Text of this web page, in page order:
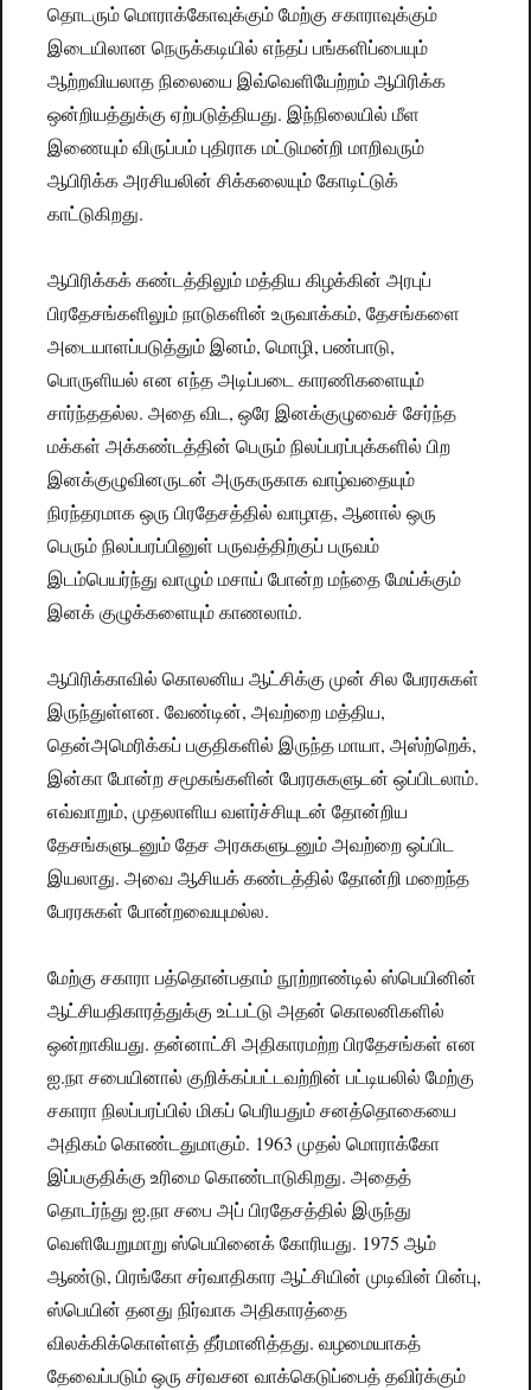
தொடரும் மொராக்கோவுக்கும் மேற்கு சகாராவுக்கும்
இடையிலான நெருக்கடியில் எந்தப் பங்களிப்பையும்
ஆற்றவியலாத நிலையை இவ்வெளியேற்றம் ஆபிரிக்க
ஒன்றியத்துக்கு ஏற்படுத்தியது. இந்நிலையில் மீள
இணையும் விருப்பம் புதிராக மட்டுமன்றி மாறிவரும்
ஆபிரிக்க அரசியலின் சிக்கலையும் கோடிட்டுக்
காட்டுகிறது.
ஆபிரிக்கக் கண்டத்திலும் மத்திய கிழக்கின் அரபுப்
பிரதேசங்களிலும் நாடுகளின் உருவாக்கம், தேசங்களை
அடையாளப்படுத்தும் இனம், மொழி, பண்பாடு,
பொருளியல் என எந்த அடிப்படை காரணிகளையும்
சார்ந்ததல்ல. அதை விட, ஒரே இனக்குழுவைச் சேர்ந்த
மக்கள் அக்கண்டத்தின் பெரும் நிலப்பரப்புக்களில் பிற
இனக்குழுவினருடன் அருகருகாக வாழ்வதையும்
நிரந்தரமாக ஒரு பிரதேசத்தில் வாழாத, ஆனால் ஒரு
பெரும் நிலப்பரப்பினுள் பருவத்திற்குப் பருவம்
இடம்பெயர்ந்து வாழும் மசாய் போன்ற மந்தை மேய்க்கும்
இனக் குழுக்களையும் காணலாம்.
ஆபிரிக்காவில் கொலனிய ஆட்சிக்கு முன் சில பேரரசுகள்
இருந்துள்ளன. வேண்டின், அவற்றை மத்திய,
தென்அமெரிக்கப் பகுதிகளில் இருந்த மாயா, அஸ்ற்றெக்,
இன்கா போன்ற சமூகங்களின் பேரரசுகளுடன் ஒப்பிடலாம்.
எவ்வாறும், முதலாளிய வளர்ச்சியுடன் தோன்றிய
தேசங்களுடனும் தேச அரசுகளுடனும் அவற்றை ஒப்பிட
இயலாது. அவை ஆசியக் கண்டத்தில் தோன்றி மறைந்த
பேரரசுகள் போன்றவையுமல்ல.
மேற்கு சகாரா பத்தொன்பதாம் நூற்றாண்டில் ஸ்பெயினின்
ஆட்சியதிகாரத்துக்கு உட்பட்டு அதன் கொலனிகளில்
ஒன்றாகியது. தன்னாட்சி அதிகாரமற்ற பிரதேசங்கள் என
ஐ.நா சபையினால் குறிக்கப்பட்டவற்றின் பட்டியலில் மேற்கு
சகாரா நிலப்பரப்பில் மிகப் பெரியதும் சனத்தொகையை
அதிகம் கொண்டதுமாகும். 1963 முதல் மொராக்கோ
இப்பகுதிக்கு உரிமை கொண்டாடுகிறது. அதைத்
தொடர்ந்து ஐ.நா சபை அப் பிரதேசத்தில் இருந்து
வெளியேறுமாறு ஸ்பெயினைக் கோரியது. 1975 ஆம்
ஆண்டு, பிரங்கோ சர்வாதிகார ஆட்சியின் முடிவின் பின்பு,
ஸ்பெயின் தனது நிர்வாக அதிகாரத்தை
விலக்கிக்கொள்ளத் தீர்மானித்தது. வழமையாகத்
தேவைப்படும் ஒரு சர்வசன வாக்கெடுப்பைத் தவிர்க்கும்